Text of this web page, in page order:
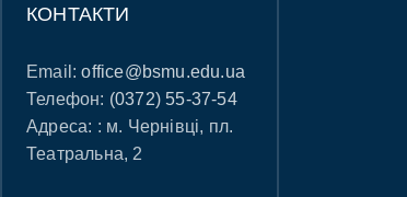
КОНТАКТИ
Email:office@bsmu.edu.ua
Телефон: (0372) 55-37-54
Адреса: : м. Чернівці, пл.
Театральна, 2